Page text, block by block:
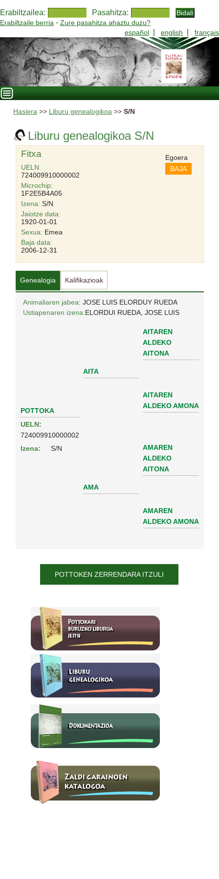
Erabiltzailea: Pasahitza:
Erabiltzaile berria - Zure pasahitza ahaztu duzu?
español
english français
Hasiera>> Liburu genealogikoa>> S/N
Liburu genealogikoa S/N
Fitxa
UELN:
724009910000002
Microchip:
1F2E5B4A05
Izena: S/N
Jaiotze data:
1920-01-01
Sexua: Emea
Egoera
BAJA
Baja data:
2006-12-31
Genealogia Kalifikazioak
Animaliaren jabea: JOSE LUIS ELORDUY RUEDA
Ustiapenaren izena:ELORDUI RUEDA, JOSE LUIS
POTTOKA
UELN:
724009910000002
Izena:
S/N
AITA
AITAREN
ALDEKO
AITONA
AITAREN
ALDEKO AMONA
AMA
AMAREN
ALDEKO
AITONA
AMAREN
ALDEKO AMONA
POTTOKEN ZERRENDARA ITZULI